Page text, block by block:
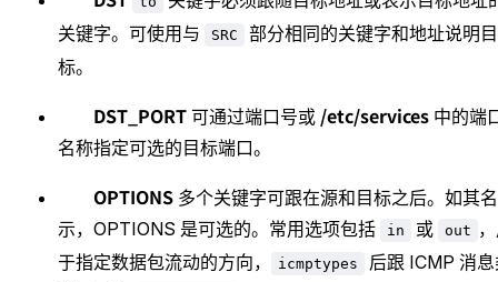
关键字。可使用与
SRC
部分相同的关键字和地址说明目
标。
DST_PORT 可通过端口号或 /etc/services 中的端
名称指定可选的目标端口。
OPTIONS 多个关键字可跟在源和目标之后。如其
示，OPTIONS 是可选的。常用选项包括
in 或 out
于指定数据包流动的方向，
icmptypes
后跟 ICMP 消